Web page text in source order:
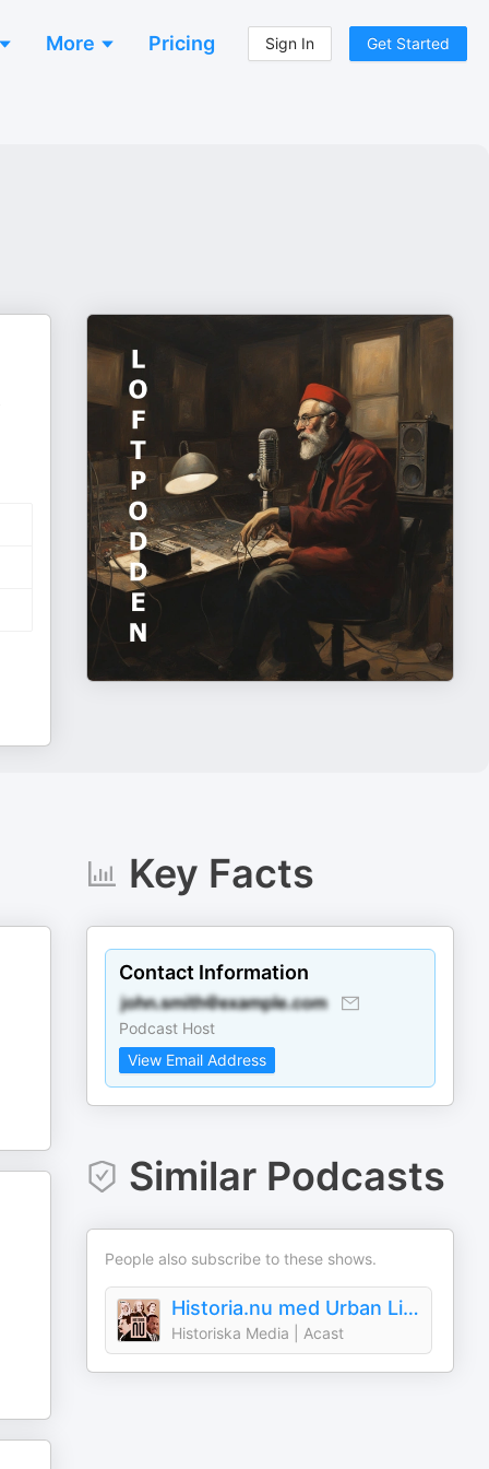
More Pricing Sign In Get Started
Key Facts
Contact Information
Podcast Host
View Email Address
Similar Podcasts
People also subscribe to these shows.
Historia.nu med Urban Lindstedt
Historiska Media | Acast